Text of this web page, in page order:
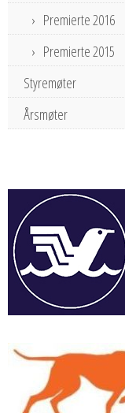
Premierte 2016
Premierte 2015
Styremøter
Årsmøter